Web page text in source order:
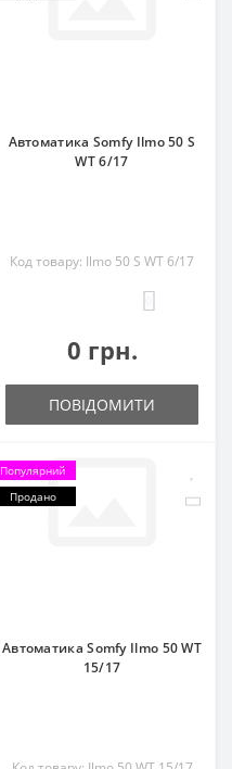
Автоматика Somfy Ilmo 50 S
WT 6/17
Код товару: Ilmo 50 S WT 6/17
0 грн.
ПОВІДОМИТИ
Популярний
Продано
Автоматика Somfy Ilmo 50 WT
15/17